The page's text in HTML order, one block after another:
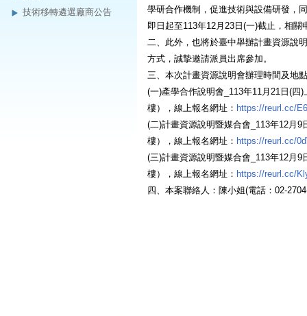
技術移轉遴選廠商公告
學研合作機制，促進技術與設備研發，
即日起至113年12月23日(一)截止，相關
二、此外，也將於臺中舉辦計畫資源說
方式，誠摯邀請派員出席參加。
三、本次計畫資源說明會辦理時間及地
(一)產學合作說明會_113年11月21日(四
樓），線上報名網址： https://reurl.cc/
(二)計畫資源說明暨媒合會_113年12月
樓），線上報名網址： https://reurl.cc/
(三)計畫資源說明暨媒合會_113年12月
樓），線上報名網址： https://reurl.cc/
四、本案聯絡人：陳小姐(電話：02-